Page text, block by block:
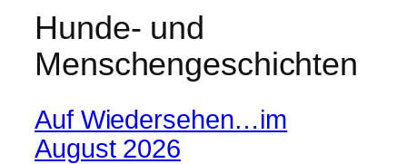
Hunde- und
Menschengeschichten
Auf Wiedersehen…im
August 2026